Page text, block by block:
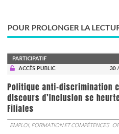
POUR PROLONGER LA
PARTICIPATIF
ACCÈS PUBLIC
30
Politique anti-discrimination
discours d’inclusion se
Filiales
EMPLOI, FORMATION ET COMPÉTENCES